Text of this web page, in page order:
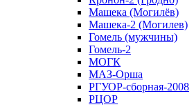
Машека (Могилёв)
Машека-2 (Могилев)
Гомель (мужчины)
Гомель-2
МОГК
МАЗ-Орша
РГУОР-сборная-2008
РЦОР